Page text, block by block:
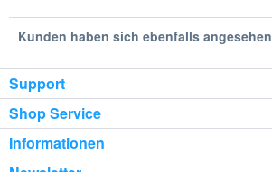
Kunden haben sich ebenfalls angesehen
Support
Shop Service
Informationen